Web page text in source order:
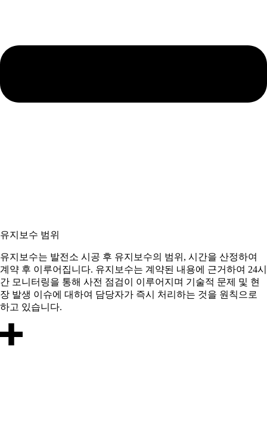
유지보수 범위
유지보수는 발전소 시공 후 유지보수의 범위, 시간을 산정하여
계약 후 이루어집니다. 유지보수는 계약된 내용에 근거하여 24시
간 모니터링을 통해 사전 점검이 이루어지며 기술적 문제 및 현
장 발생 이슈에 대하여 담당자가 즉시 처리하는 것을 원칙으로
하고 있습니다.